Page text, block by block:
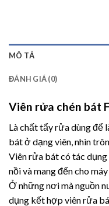
MÔ TẢ
ĐÁNH GIÁ (0)
Viên rửa chén bát
Là chất tẩy rửa dùng để
bát ở dạng viên, nhìn
Viên rửa bát có tác
nồi và mang đến cho
Ở những nơi mà nguồn
dụng kết hợp viên rửa